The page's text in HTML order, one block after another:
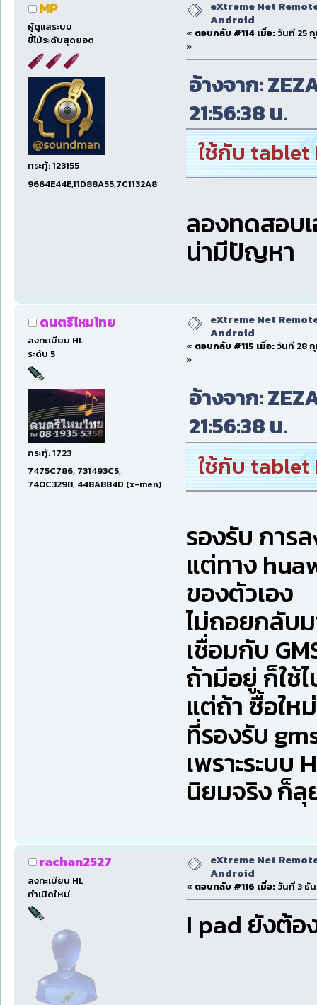
MP
ผู้ดูแลระบบ
ขี้โม้ระดับสุดยอด
กระทู้: 123155
9664E44E,11D88A55,7C1132A8
eXtreme Net
Android
« ตอบกลับ #114 เมื่อ: วันที่ 25
»
อ้างจาก:
21:56:38 น.
ใช้กับ tablet
ลองทดสอบ
น่ามีปัญหา
ดนตรีไหมไทย
ลงทะเบียน HL
ระดับ 5
กระทู้: 1723
7475C786, 731493C5,
740C329B, 448AB84D (x-men)
eXtreme Net
Android
« ตอบกลับ #115 เมื่อ: วันที่ 28
»
อ้างจาก:
21:56:38 น.
ใช้กับ tablet
รองรับ การ
แต่ทาง
ของตัวเอง
ไม่ถอยกลับ
เชื่อมกับ
ถ้ามีอยู่ ก็ใช้
แต่ถ้า ซื้อให
ที่รองรับ
เพราะระบบ
นิยมจริง ก็ลุ
rachan2527
ลงทะเบียน HL
กำเนิดใหม่
eXtreme Net
Android
« ตอบกลับ #116 เมื่อ: วันที่ 3 ธั
I pad ยังต้อ